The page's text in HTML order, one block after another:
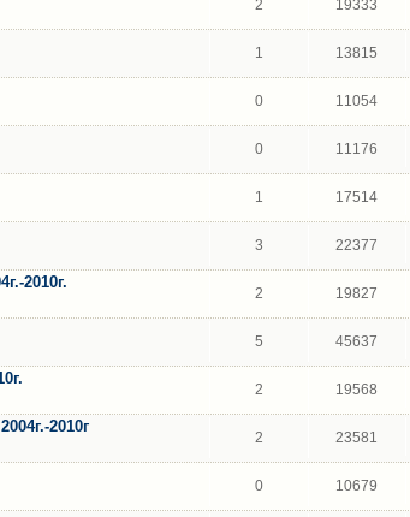
2 19333
1 13815
0 11054
0 11176
1 17514
3 22377
2010г.
2 19827
5 45637
2 19568
2010г
2 23581
0 10679